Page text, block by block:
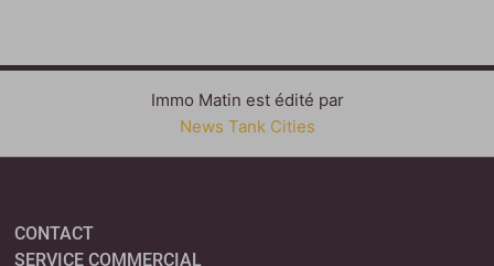
Immo Matin est édité par
News Tank Cities
CONTACT
SERVICE COMMERCIAL